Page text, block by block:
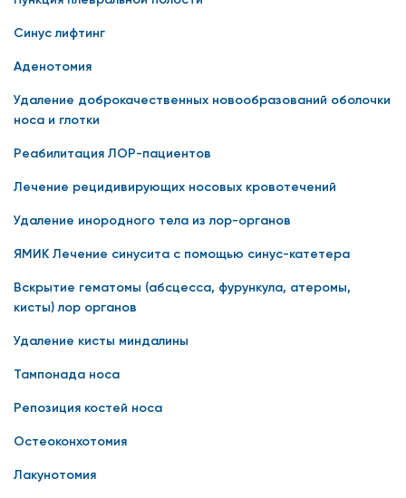
Синус лифтинг
Аденотомия
Удаление доброкачественных новообразований оболочки
носа и глотки
Реабилитация ЛОР-пациентов
Лечение рецидивирующих носовых кровотечений
Удаление инородного тела из лор-органов
ЯМИК Лечение синусита с помощью синус-катетера
Вскрытие гематомы (абсцесса, фурункула, атеромы,
кисты) лор органов
Удаление кисты миндалины
Тампонада носа
Репозиция костей носа
Остеоконхотомия
Лакунотомия